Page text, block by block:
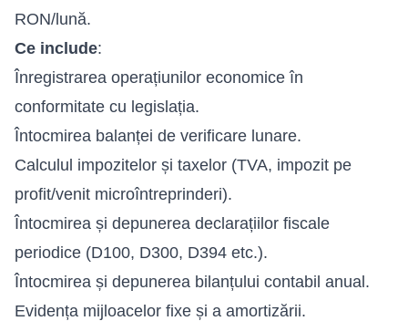
RON/lună.
Ce include:
Înregistrarea operațiunilor economice în
conformitate cu legislația.
Întocmirea balanței de verificare lunare.
Calculul impozitelor și taxelor (TVA, impozit pe
profit/venit microîntreprinderi).
Întocmirea și depunerea declarațiilor fiscale
periodice (D100, D300, D394 etc.).
Întocmirea și depunerea bilanțului contabil anual.
Evidența mijloacelor fixe și a amortizării.